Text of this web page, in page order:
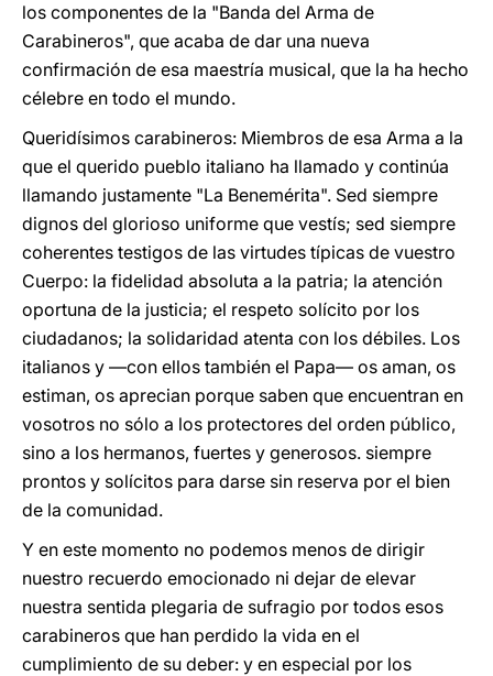
los componentes de la "Banda del Arma de
Carabineros", que acaba de dar una nueva
confirmación de esa maestría musical, que la ha hecho
célebre en todo el mundo.
Queridísimos carabineros: Miembros de esa Arma a la
que el querido pueblo italiano ha llamado y continúa
llamando justamente "La Benemérita". Sed siempre
dignos del glorioso uniforme que vestís; sed siempre
coherentes testigos de las virtudes típicas de vuestro
Cuerpo: la fidelidad absoluta a la patria; la atención
oportuna de la justicia; el respeto solícito por los
ciudadanos; la solidaridad atenta con los débiles. Los
italianos y —con ellos también el Papa— os aman, os
estiman, os aprecian porque saben que encuentran en
vosotros no sólo a los protectores del orden público,
sino a los hermanos, fuertes y generosos. siempre
prontos y solícitos para darse sin reserva por el bien
de la comunidad.
Y en este momento no podemos menos de dirigir
nuestro recuerdo emocionado ni dejar de elevar
nuestra sentida plegaria de sufragio por todos esos
carabineros que han perdido la vida en el
cumplimiento de su deber: y en especial por los